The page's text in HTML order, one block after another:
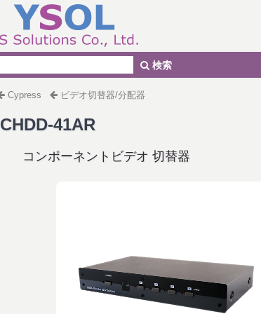
Cypress ビデオ切替器/分配器
CHDD-41AR
コンポーネントビデオ 切替器
検索